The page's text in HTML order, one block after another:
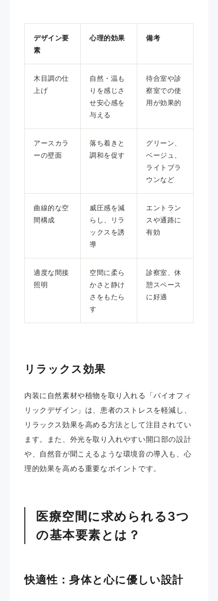
デザイン要
素
心理的効果 備考
木目調の仕
上げ
自然・温も
りを感じさ
せ安心感を
与える
待合室や診
察室での使
用が効果的
アースカラ
ーの壁面
落ち着きと
調和を促す
グリーン、
ベージュ、
ライトブラ
ウンなど
曲線的な空
間構成
威圧感を減
らし、リラ
ックスを誘
導
エントラン
スや通路に
有効
適度な間接
照明
空間に柔ら
かさと静け
さをもたら
す
診察室、休
憩スペース
に好適
リラックス効果
内装に自然素材や植物を取り入れる「バイオフィ
リックデザイン」は、患者のストレスを軽減し、
リラックス効果を高める方法として注目されてい
ます。また、外光を取り入れやすい開口部の設計
や、自然音が聞こえるような環境音の導入も、心
理的効果を高める重要なポイントです。
医療空間に求められる3つ
の基本要素とは？
快適性：身体と心に優しい設計